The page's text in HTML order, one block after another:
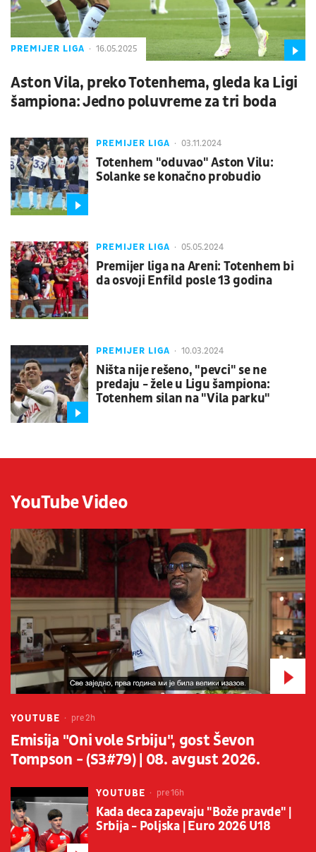
PREMIJER LIGA 16.05.2025
Aston Vila, preko Totenhema, gleda ka Ligi
šampiona: Jedno poluvreme za tri boda
PREMIJER LIGA 03.11.2024
Totenhem "oduvao" Aston Vilu:
Solanke se konačno probudio
PREMIJER LIGA 05.05.2024
Premijer liga na Areni: Totenhem bi
da osvoji Enfild posle 13 godina
PREMIJER LIGA 10.03.2024
Ništa nije rešeno, "pevci" se ne
predaju - žele u Ligu šampiona:
Totenhem silan na "Vila parku"
YouTube Video
YOUTUBE pre 2h
Emisija "Oni vole Srbiju", gost Ševon
Tompson - (S3#79) | 08. avgust 2026.
YOUTUBE pre 16h
Kada deca zapevaju "Bože pravde" |
Srbija - Poljska | Euro 2026 U18